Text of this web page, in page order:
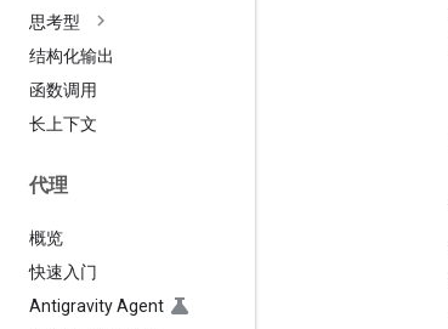
思考型
结构化输出
函数调用
长上下文
代理
概览
快速入门
Antigravity Agent